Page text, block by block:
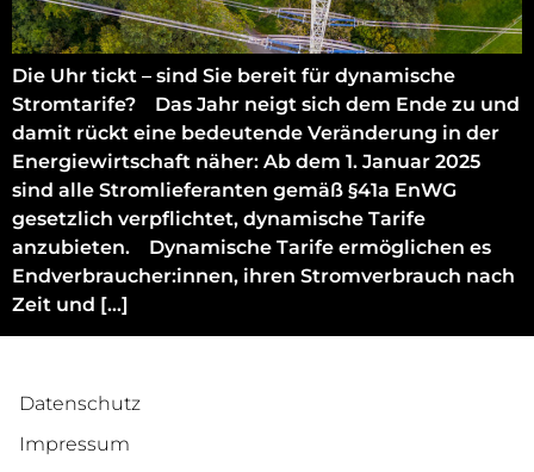
Die Uhr tickt – sind Sie bereit für dynamische
Stromtarife? Das Jahr neigt sich dem Ende zu und
damit rückt eine bedeutende Veränderung in der
Energiewirtschaft näher: Ab dem 1. Januar 2025
sind alle Stromlieferanten gemäß §41a EnWG
gesetzlich verpflichtet, dynamische Tarife
anzubieten. Dynamische Tarife ermöglichen es
Endverbraucher:innen, ihren Stromverbrauch nach
Zeit und […]
Datenschutz
Impressum